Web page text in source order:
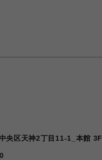
央区天神2丁目11-1_本館 3F